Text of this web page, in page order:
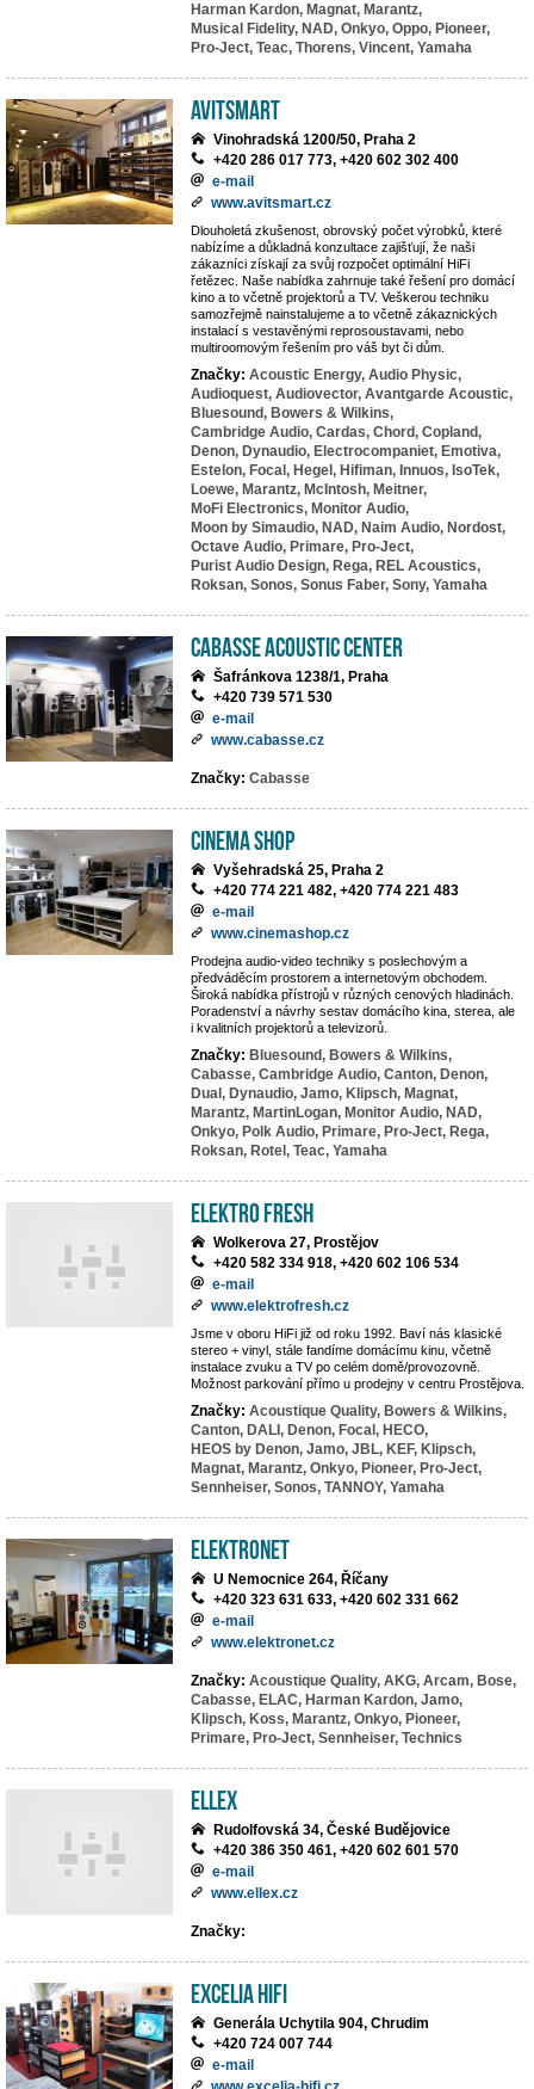
Harman Kardon, Magnat, Marantz,
Musical Fidelity, NAD, Onkyo, Oppo, Pioneer,
Pro-Ject, Teac, Thorens, Vincent, Yamaha
Avitsmart
Vinohradská 1200/50, Praha 2
+420 286 017 773, +420 602 302 400
e-mail
www.avitsmart.cz
Dlouholetá zkušenost, obrovský počet výrobků, které
nabízíme a důkladná konzultace zajišťují, že naši
zákazníci získají za svůj rozpočet optimální HiFi
řetězec. Naše nabídka zahrnuje také řešení pro domácí
kino a to včetně projektorů a TV. Veškerou techniku
samozřejmě nainstalujeme a to včetně zákaznických
instalací s vestavěnými reprosoustavami, nebo
multiroomovým řešením pro váš byt či dům.
Značky: Acoustic Energy, Audio Physic,
Audioquest, Audiovector, Avantgarde Acoustic,
Bluesound, Bowers & Wilkins,
Cambridge Audio, Cardas, Chord, Copland,
Denon, Dynaudio, Electrocompaniet, Emotiva,
Estelon, Focal, Hegel, Hifiman, Innuos, IsoTek,
Loewe, Marantz, McIntosh, Meitner,
MoFi Electronics, Monitor Audio,
Moon by Simaudio, NAD, Naim Audio, Nordost,
Octave Audio, Primare, Pro-Ject,
Purist Audio Design, Rega, REL Acoustics,
Roksan, Sonos, Sonus Faber, Sony, Yamaha
Cabasse Acoustic Center
Šafránkova 1238/1, Praha
+420 739 571 530
e-mail
www.cabasse.cz
Značky: Cabasse
Cinema Shop
Vyšehradská 25, Praha 2
+420 774 221 482, +420 774 221 483
e-mail
www.cinemashop.cz
Prodejna audio-video techniky s poslechovým a
předváděcím prostorem a internetovým obchodem.
Široká nabídka přístrojů v různých cenových hladinách.
Poradenství a návrhy sestav domácího kina, sterea, ale
i kvalitních projektorů a televizorů.
Značky: Bluesound, Bowers & Wilkins,
Cabasse, Cambridge Audio, Canton, Denon,
Dual, Dynaudio, Jamo, Klipsch, Magnat,
Marantz, MartinLogan, Monitor Audio, NAD,
Onkyo, Polk Audio, Primare, Pro-Ject, Rega,
Roksan, Rotel, Teac, Yamaha
Elektro Fresh
Wolkerova 27, Prostějov
+420 582 334 918, +420 602 106 534
e-mail
www.elektrofresh.cz
Jsme v oboru HiFi již od roku 1992. Baví nás klasické
stereo + vinyl, stále fandíme domácímu kinu, včetně
instalace zvuku a TV po celém domě/provozovně.
Možnost parkování přímo u prodejny v centru Prostějova.
Značky: Acoustique Quality, Bowers & Wilkins,
Canton, DALI, Denon, Focal, HECO,
HEOS by Denon, Jamo, JBL, KEF, Klipsch,
Magnat, Marantz, Onkyo, Pioneer, Pro-Ject,
Sennheiser, Sonos, TANNOY, Yamaha
ElektroNet
U Nemocnice 264, Říčany
+420 323 631 633, +420 602 331 662
e-mail
www.elektronet.cz
Značky: Acoustique Quality, AKG, Arcam, Bose,
Cabasse, ELAC, Harman Kardon, Jamo,
Klipsch, Koss, Marantz, Onkyo, Pioneer,
Primare, Pro-Ject, Sennheiser, Technics
ELLEX
Rudolfovská 34, České Budějovice
+420 386 350 461, +420 602 601 570
e-mail
www.ellex.cz
Značky:
EXCELIA HIFI
Generála Uchytila 904, Chrudim
+420 724 007 744
e-mail